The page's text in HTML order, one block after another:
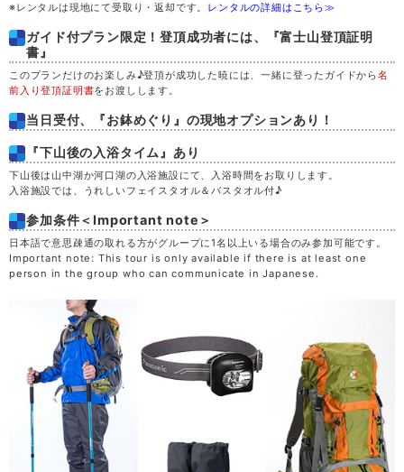
※レンタルは現地にて受取り・返却です。 レンタルの詳細はこちら≫
ガイド付プラン限定！登頂成功者には、『富士山登頂証明
書』
このプランだけのお楽しみ♪登頂が成功した暁には、一緒に登ったガイドから名
前入り登頂証明書をお渡しします。
当日受付、『お鉢めぐり』の現地オプションあり！
『下山後の入浴タイム』あり
下山後は山中湖か河口湖の入浴施設にて、入浴時間をお取りします。
入浴施設では、うれしいフェイスタオル＆バスタオル付♪
参加条件＜Important note＞
日本語で意思疎通の取れる方がグループに1名以上いる場合のみ参加可能です。
Important note: This tour is only available if there is at least one
person in the group who can communicate in Japanese.